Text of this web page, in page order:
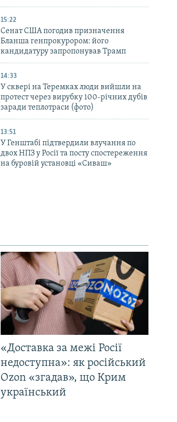
15:22
Сенат США погодив призначення
Бланша генпрокурором: його
кандидатуру запропонував Трамп
14:33
У сквері на Теремках люди вийшли на
протест через вирубку 100-річних дубів
заради теплотраси (фото)
13:51
У Генштабі підтвердили влучання по
двох НПЗ у Росії та посту спостереження
на буровій установці «Сиваш»
«Доставка за межі Росії
недоступна»: як російський
Ozon «згадав», що Крим
український